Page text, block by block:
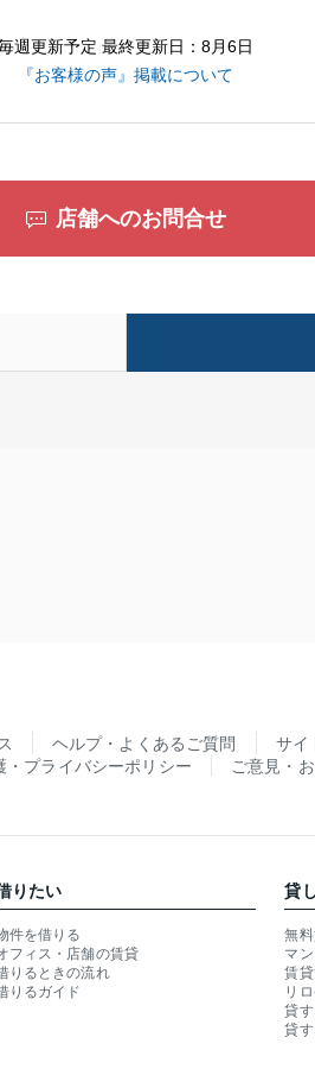
週更新予定 最終更新日：8月6日
『お客様の声』掲載について
店舗へのお問合せ
ヘルプ・よくあるご質問 サイ
・プライバシーポリシー ご意見・
りたい
件を借りる
フィス・店舗の賃貸
りるときの流れ
りるガイド
貸
無
マ
賃
リ
貸
貸